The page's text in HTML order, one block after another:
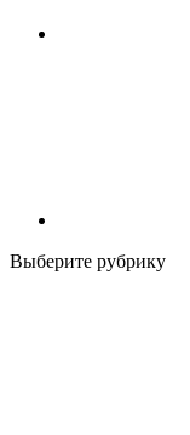
Выберите рубрику